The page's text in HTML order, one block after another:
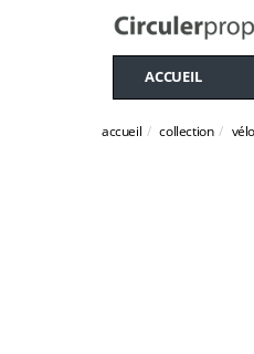
ACCUEIL
accueil collection